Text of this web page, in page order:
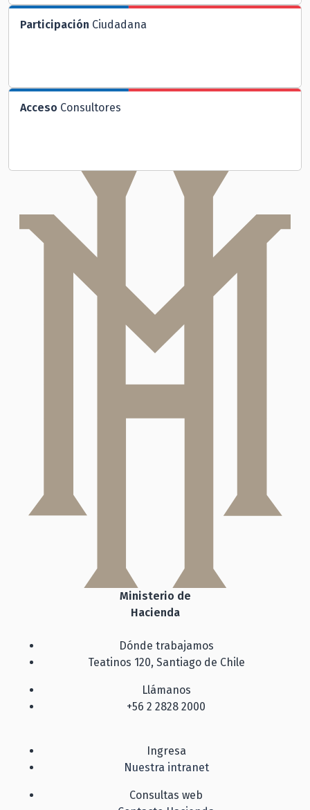
Participación Ciudadana
Acceso Consultores
Ministerio de
Hacienda
Dónde trabajamos
Teatinos 120, Santiago de Chile
Llámanos
+56 2 2828 2000
Ingresa
Nuestra intranet
Consultas web